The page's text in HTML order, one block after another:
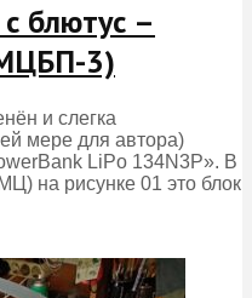
блютус –
3)
и слегка
мере для автора)
LiPo 134N3P». В
на рисунке 01 это блок